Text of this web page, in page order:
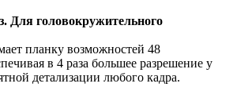
Для головокружительного
планку возможностей 48
в 4 раза большее разрешение у
детализации любого кадра.